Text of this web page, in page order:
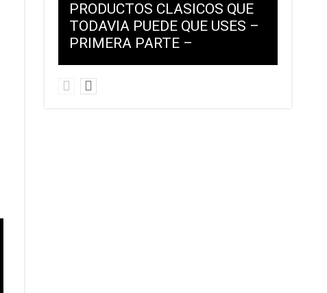
PRODUCTOS CLASICOS QUE
TODAVIA PUEDE QUE USES –
PRIMERA PARTE –